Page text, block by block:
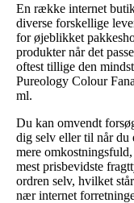
En række internet
diverse forskellige
for øjeblikket
produkter når det
oftest tillige den
Pureology Colour
ml.
Du kan omvendt
dig selv eller til når du
mere
mest prisbevidste
ordren selv, hvilket
nær internet